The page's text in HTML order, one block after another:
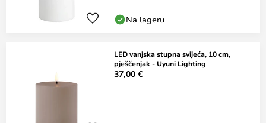
Na lageru
LED vanjska stupna svijeća, 10 cm,
pješčenjak - Uyuni Lighting
37,00 €